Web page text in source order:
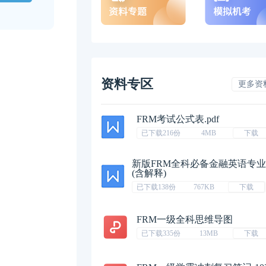
资料专区 更多资
FRM考试公式表.pdf
已下载216份 4MB 下载
新版FRM全科必备金融英语专
(含解释)
已下载138份 767KB 下载
FRM一级全科思维导图
已下载335份 13MB 下载